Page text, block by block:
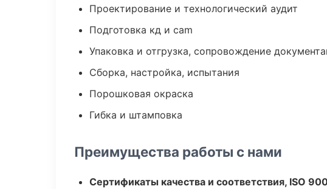
Проектирование и технологический аудит
Подготовка кд и cam
Упаковка и отгрузка, сопровождение
Сборка, настройка, испытания
Порошковая окраска
Гибка и штамповка
Преимущества работы с нами
Сертификаты качества и соответствия, ISO